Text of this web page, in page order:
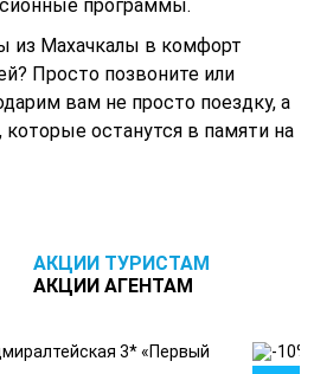
программы.
из Махачкалы в комфорт
Просто позвоните или
вам не просто поездку, а
останутся в памяти на
АКЦИИ ТУРИСТАМ
АКЦИИ АГЕНТАМ